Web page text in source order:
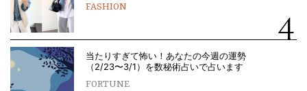
FASHION
当たりすぎて怖い！あなたの今週の運勢
（2/23〜3/1）を数秘術占いで占います
FORTUNE